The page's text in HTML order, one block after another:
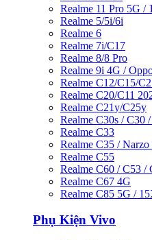
Realme 11 Pro 5G /
Realme 5/5i/6i
Realme 6
Realme 7i/C17
Realme 8/8 Pro
Realme 9i 4G /
Realme C12/C15/
Realme C20/C11
Realme C21y/C25y
Realme C30s / C30
Realme C33
Realme C35 / Narzo
Realme C55
Realme C60 / C53 /
Realme C67 4G
Realme C85 5G /
Phụ Kiện Vivo